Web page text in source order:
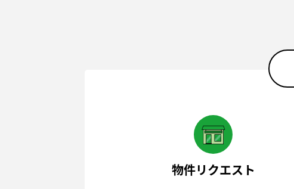
物件リクエスト